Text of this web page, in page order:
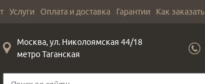
Услуги Оплата и доставка Гарантии Как заказать
Москва, ул. Николоямская 44/18
метро Таганская